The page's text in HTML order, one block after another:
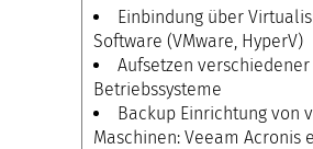
Einbindung über
Software (VMware, HyperV)
Aufsetzen verschiedener
Betriebssysteme
Backup Einrichtung von
Maschinen: Veeam Acronis